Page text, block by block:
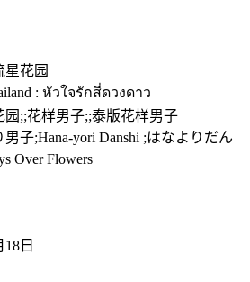
星花园
: หัวใจรักสี่ดวงดาว
园;;花样男子;;泰版花样男子
男子;Hana-yori Danshi ;はなよりだん
Over Flowers
18日